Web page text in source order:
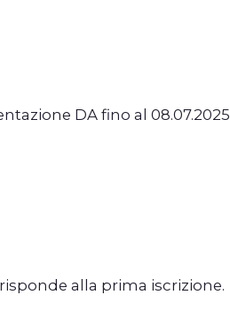
DA fino al 08.07.2025
alla prima iscrizione.